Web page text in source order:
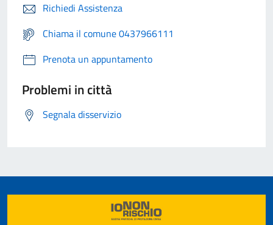
Richiedi Assistenza
Chiama il comune 0437966111
Prenota un appuntamento
Problemi in città
Segnala disservizio